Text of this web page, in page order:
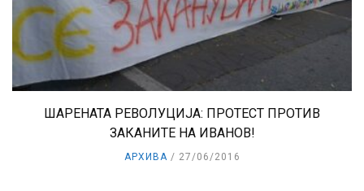
ШАРЕНАТА РЕВОЛУЦИЈА: ПРОТЕСТ ПРОТИВ
ЗАКАНИТЕ НА ИВАНОВ!
АРХИВА 27/06/2016